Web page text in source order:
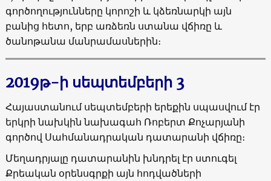
գործողությունները կորոշի և կձեռնարկի այն
բանից հետո, երբ առձեռն ստանա վճիռը և
ծանոթանա մանրամասներին։
2019թ-ի սեպտեմբերի 3
Հայաստանում սեպտեմբերի երեքին սպասվում էր
երկրի նախկին նախագահ Ռոբերտ Քոչարյանի
գործով Սահմանադրական դատարանի վճիռը։
Մեղադրյալը դատարանին խնդրել էր ստուգել
Քրեական օրենսգրքի այն հոդվածների